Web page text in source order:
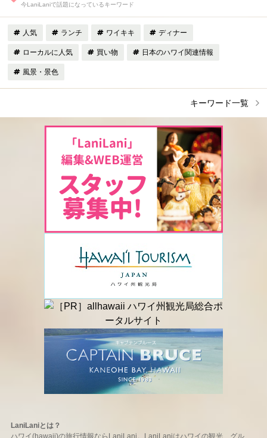
今LaniLaniで話題になっているキーワード
人気 ランチ ワイキキ ディナー
ローカルに人気 買い物 日本のハワイ関連情報
風景・景色
キーワード一覧
LaniLaniとは？